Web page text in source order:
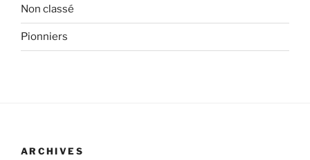
Non classé
Pionniers
ARCHIVES